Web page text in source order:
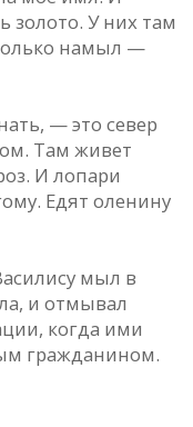
У них там
намыл —
— это север
Там живет
И лопари
Едят оленину
мыл в
и отмывал
когда ими
гражданином.